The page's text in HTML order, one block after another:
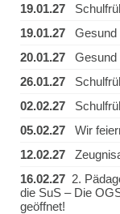
19.01.27
19.01.27 Gesund
20.01.27 Gesund
26.01.27
02.02.27
05.02.27 Wir
12.02.27
16.02.27 2.
die SuS – Die
geöffnet!